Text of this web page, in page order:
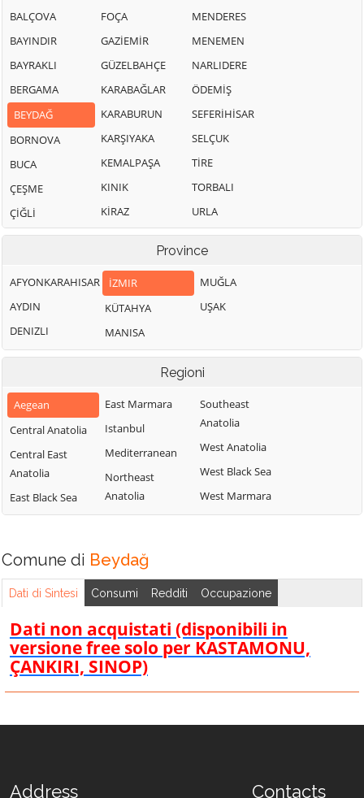
BALÇOVA
BAYINDIR
BAYRAKLI
BERGAMA
BEYDAĞ
BORNOVA
BUCA
ÇEŞME
ÇİĞLİ
FOÇA
GAZİEMİR
GÜZELBAHÇE
KARABAĞLAR
KARABURUN
KARŞIYAKA
KEMALPAŞA
KINIK
KİRAZ
MENDERES
MENEMEN
NARLIDERE
ÖDEMİŞ
SEFERİHİSAR
SELÇUK
TİRE
TORBALI
URLA
Province
AFYONKARAHISAR
AYDIN
DENIZLI
İZMIR
KÜTAHYA
MANISA
MUĞLA
UŞAK
Regioni
Aegean
Central Anatolia
Central East
Anatolia
East Black Sea
East Marmara
Istanbul
Mediterranean
Northeast
Anatolia
Southeast
Anatolia
West Anatolia
West Black Sea
West Marmara
Comune di Beydağ
Dati di Sintesi Consumi Redditi Occupazione
Dati non acquistati (disponibili in
versione free solo per KASTAMONU,
ÇANKIRI, SINOP)
Address Contacts